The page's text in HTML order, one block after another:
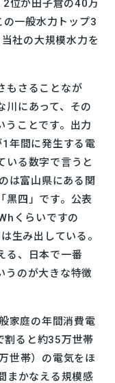
位が田子倉の40万
一般水力トップ3
社の大規模水力を
もさることなが
川にあって、その
うことです。出力
年間に発生する電
いる数字で言うと
は富山県にある関
黒四」です。公表
くらいですの
生み出している。
る、日本で一番
うのが大きな特徴
家庭の年間消費電
割ると約35万世帯
世帯）の電気をほ
まかなえる規模感